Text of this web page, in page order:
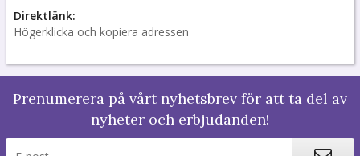
Direktlänk:
Högerklicka och kopiera adressen
Prenumerera på vårt nyhetsbrev för att ta del av
nyheter och erbjudanden!